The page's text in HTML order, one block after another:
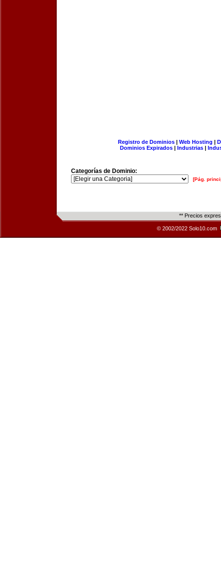
Registro de Dominios| Web Hosting |
Dominios Expirados | Industrias |
Categorías de Dominio:
[Pág.
** Precios
© 2002/2022 Solo10.com